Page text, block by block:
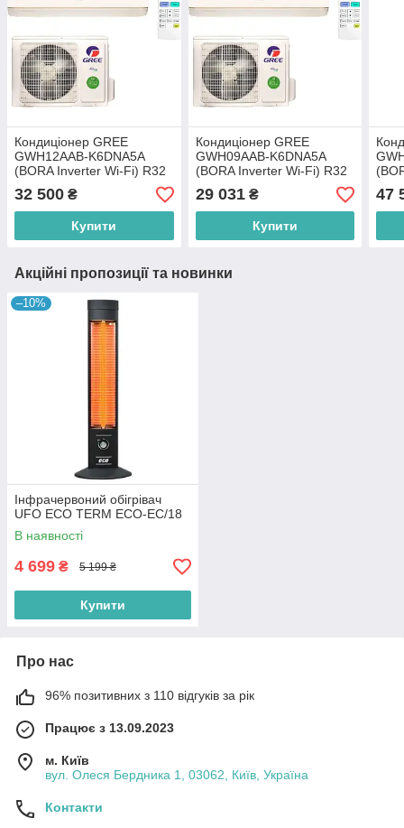
Кондиціонер GREE
GWH12AAB-K6DNA5A
(BORA Inverter Wi-Fi) R32
32 500 ₴
Купити
Кондиціонер GREE
GWH09AAB-K6DNA5A
(BORA Inverter Wi-Fi) R32
29 031₴
Купити
47
Акційні пропозиції та новинки
–10%
Інфрачервоний обігрівач
UFO ECO TERM ECO-EC/18
В наявності
4 699 ₴ 5 199 ₴
Купити
Про нас
96% позитивних з 110 відгуків за рік
Працює з 13.09.2023
м. Київ
вул. Олеся Бердника 1, 03062, Київ, Україна
Контакти